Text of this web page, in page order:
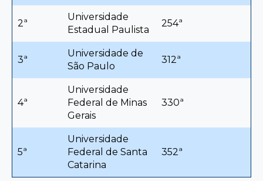
2ª
Universidade
Estadual Paulista
254ª
3ª
Universidade de
São Paulo
312ª
4ª
Universidade
Federal de Minas
Gerais
330ª
5ª
Universidade
Federal de Santa
Catarina
352ª